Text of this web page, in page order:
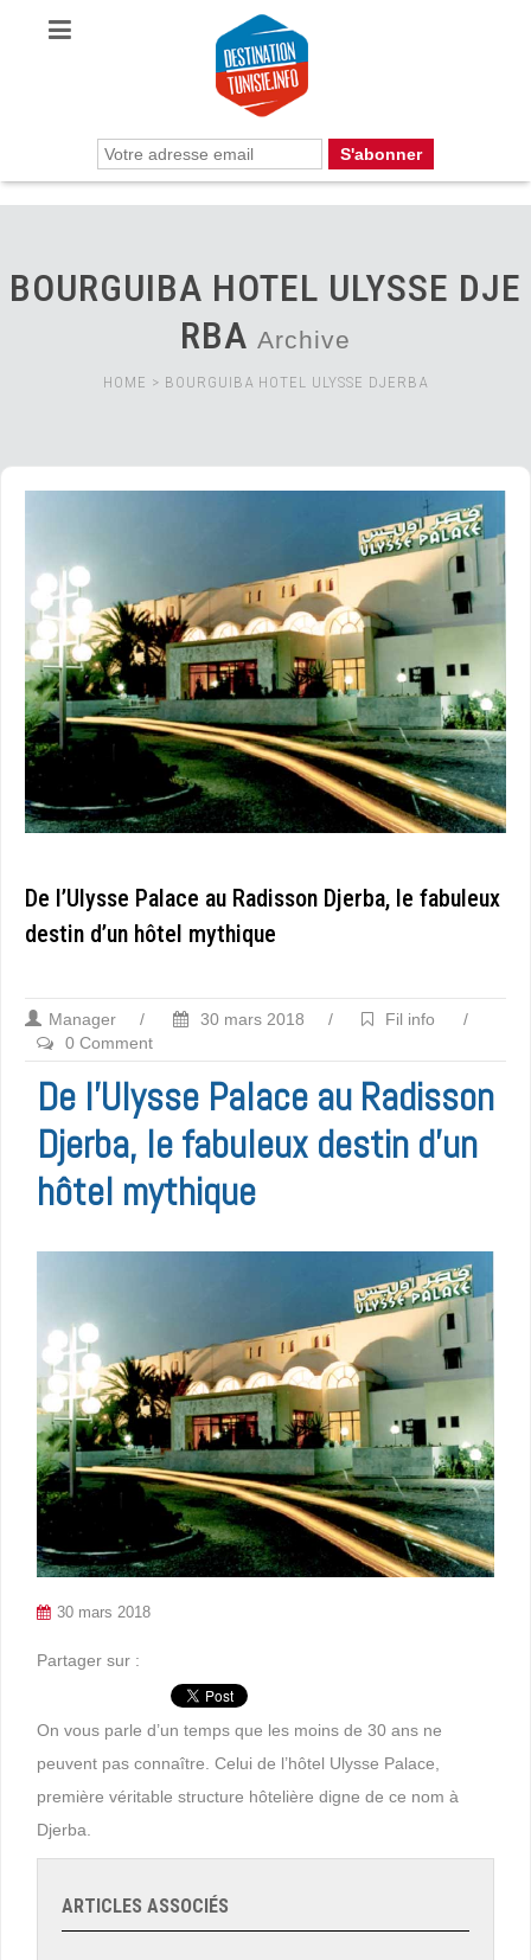
BOURGUIBA HOTEL ULYSSE DJE
RBA Archive
HOME > BOURGUIBA HOTEL ULYSSE DJERBA
De l’Ulysse Palace au Radisson Djerba, le fabuleux
destin d’un hôtel mythique
Manager / 30 mars 2018 / Fil info
/
0 Comment
De l’Ulysse Palace au Radisson
Djerba, le fabuleux destin d’un
hôtel mythique
30 mars 2018
Partager sur :
On vous parle d’un temps que les moins de 30 ans ne
peuvent pas connaître. Celui de l’hôtel Ulysse Palace,
première véritable structure hôtelière digne de ce nom à
Djerba.
ARTICLES ASSOCIÉS